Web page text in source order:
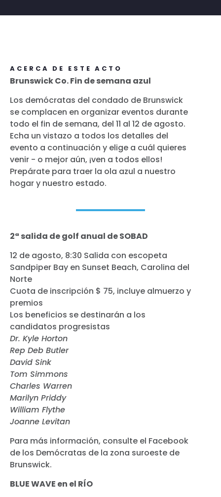
ACERCA DE ESTE ACTO
Brunswick Co. Fin de semana azul
Los demócratas del condado de Brunswick
se complacen en organizar eventos durante
todo el fin de semana, del 11 al 12 de agosto.
Echa un vistazo a todos los detalles del
evento a continuación y elige a cuál quieres
venir - o mejor aún, ¡ven a todos ellos!
Prepárate para traer la ola azul a nuestro
hogar y nuestro estado.
2ª salida de golf anual de SOBAD
12 de agosto, 8:30 Salida con escopeta
Sandpiper Bay en Sunset Beach, Carolina del
Norte
Cuota de inscripción $ 75, incluye almuerzo y
premios
Los beneficios se destinarán a los
candidatos progresistas
Dr. Kyle Horton
Rep Deb Butler
David Sink
Tom Simmons
Charles Warren
Marilyn Priddy
William Flythe
Joanne Levitan
Para más información, consulte el Facebook
de los Demócratas de la zona suroeste de
Brunswick.
BLUE WAVE en el RÍO